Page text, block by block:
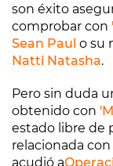
son éxito
comprobar con
Sean Paul o su
Natti Natasha.
Pero sin duda
obtenido con
estado libre de
relacionada
acudió a